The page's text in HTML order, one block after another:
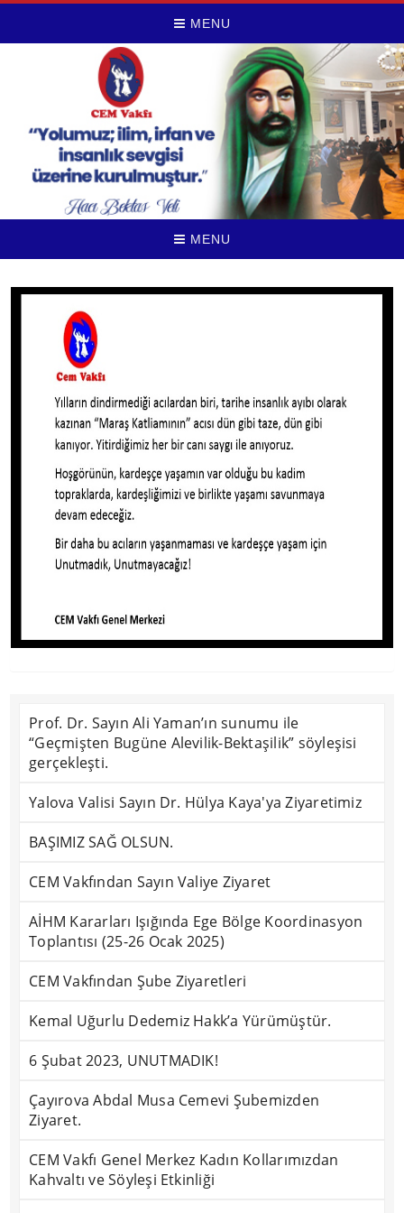
MENU
MENU
Prof. Dr. Sayın Ali Yaman’ın sunumu ile
“Geçmişten Bugüne Alevilik-Bektaşilik” söyleşisi
gerçekleşti.
Yalova Valisi Sayın Dr. Hülya Kaya'ya Ziyaretimiz
BAŞIMIZ SAĞ OLSUN.
CEM Vakfından Sayın Valiye Ziyaret
AİHM Kararları Işığında Ege Bölge Koordinasyon
Toplantısı (25-26 Ocak 2025)
CEM Vakfından Şube Ziyaretleri
Kemal Uğurlu Dedemiz Hakk’a Yürümüştür.
6 Şubat 2023, UNUTMADIK!
Çayırova Abdal Musa Cemevi Şubemizden
Ziyaret.
CEM Vakfı Genel Merkez Kadın Kollarımızdan
Kahvaltı ve Söyleşi Etkinliği